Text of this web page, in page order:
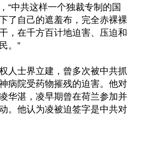
“中共这样一个独裁专制的国
了自己的遮羞布，完全赤裸裸
，在千方百计地迫害、压迫和
。”
人士界立建，曾多次被中共抓
病院受药物摧残的迫害。他对
华湛，凌早期曾在荷兰参加并
。他认为凌被迫签字是中共对